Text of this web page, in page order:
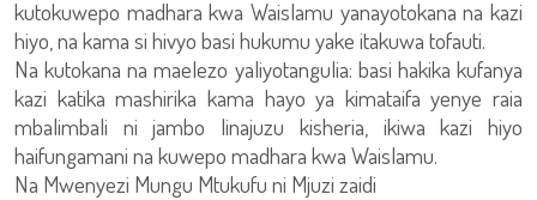
kutokuwepo madhara kwa Waislamu yanayotokana na kazi
hiyo, na kama si hivyo basi hukumu yake itakuwa tofauti.
Na kutokana na maelezo yaliyotangulia: basi hakika kufanya
kazi katika mashirika kama hayo ya kimataifa yenye raia
mbalimbali ni jambo linajuzu kisheria, ikiwa kazi hiyo
haifungamani na kuwepo madhara kwa Waislamu.
Na Mwenyezi Mungu Mtukufu ni Mjuzi zaidi